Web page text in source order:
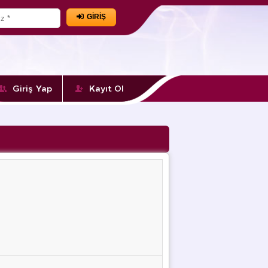
GİRİŞ
Giriş Yap Kayıt Ol